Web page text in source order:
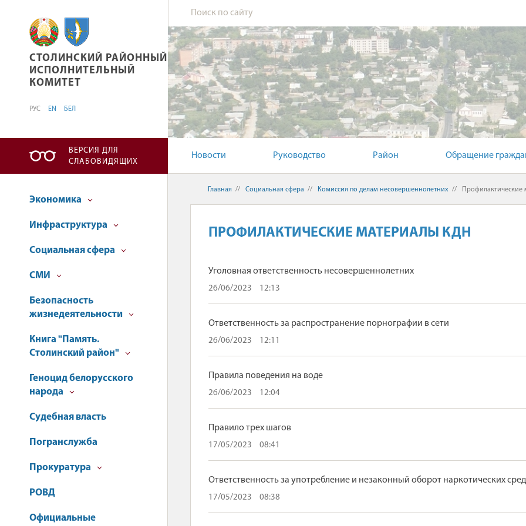
СТОЛИНСКИЙ РАЙОННЫЙ ИСПОЛНИТЕЛЬНЫЙ КОМИТЕТ
СТОЛИНСКИЙ РАЙОННЫЙ
ИСПОЛНИТЕЛЬНЫЙ
КОМИТЕТ
РУС EN БЕЛ
ВЕРСИЯ ДЛЯ
СЛАБОВИДЯЩИХ
Новости Руководство Район Обращение
Экономика
Инфраструктура
Социальная сфера
СМИ
Безопасность
жизнедеятельности
Книга "Память.
Столинский район"
Геноцид белорусского
народа
Судебная власть
Погранслужба
Прокуратура
РОВД
Официальные
Главная // Социальная сфера // Комиссия по делам несовершеннолетних //
ПРОФИЛАКТИЧЕСКИЕ МАТЕРИАЛЫ КДН
Уголовная ответственность несовершеннолетних
26/06/2023 12:13
Ответственность за распространение порнографии в сети
26/06/2023 12:11
Правила поведения на воде
26/06/2023 12:04
Правило трех шагов
17/05/2023 08:41
Ответственность за употребление и незаконный оборот наркотических
17/05/2023 08:38